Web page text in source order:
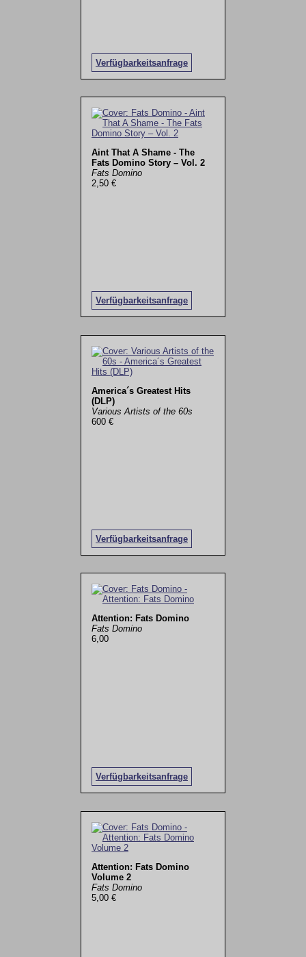
Verfügbarkeitsanfrage
Aint That A Shame - The
Fats Domino Story – Vol. 2
Fats Domino
2,50 €
Verfügbarkeitsanfrage
America´s Greatest Hits
(DLP)
Various Artists of the 60s
600 €
Verfügbarkeitsanfrage
Attention: Fats Domino
Fats Domino
6,00
Verfügbarkeitsanfrage
Attention: Fats Domino
Volume 2
Fats Domino
5,00 €